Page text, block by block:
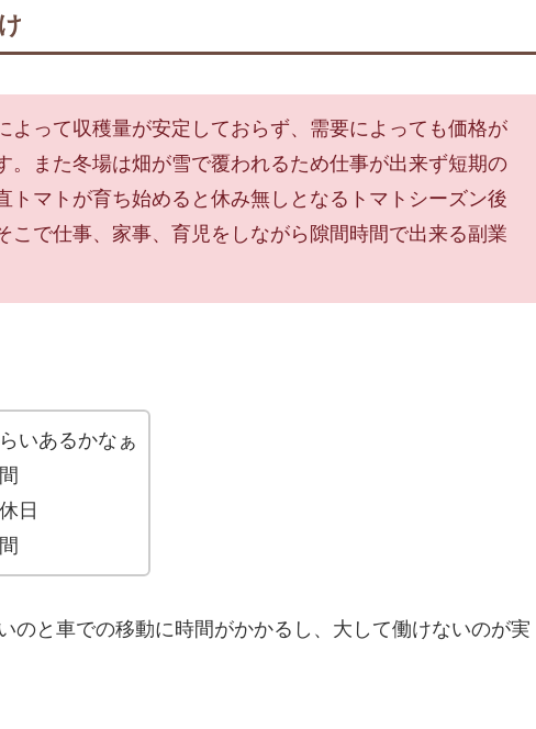
って収穫量が安定しておらず、需要によっても価格が
。また冬場は畑が雪で覆われるため仕事が出来ず短期の
トマトが育ち始めると休み無しとなるトマトシーズン後
こで仕事、家事、育児をしながら隙間時間で出来る副業
いあるかなぁ
日
のと車での移動に時間がかかるし、大して働けないのが実